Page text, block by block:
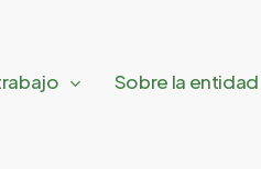
Sobre la entidad